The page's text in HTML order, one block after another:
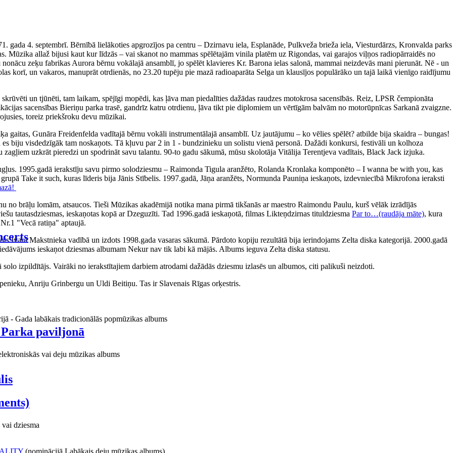
paviljonā
gada 4. septembrī. Bērnībā lielākoties apgrozījos pa centru – Dzirnavu iela, Esplanāde, Pulkveža brieža iela, Viesturdārzs, Kronvalda parks
Mūzika allaž bijusi kaut kur līdzās – vai skanot no mammas spēlētajām vinila platēm uz Rigondas, vai garajos viļņos radiopārraidēs no
zeķu fabrikas Aurora bērnu vokālajā ansamblī, jo spēlēt klavieres Kr. Barona ielas salonā, mammai neizdevās mani pierunāt. Nē - un
korī, un vakaros, manuprāt otrdienās, no 23.20 tupēju pie mazā radioaparāta Selga un klausījos populārāko un tajā laikā vienīgo raidījumu
un tjūnēti, tam laikam, spējīgi mopēdi, kas ļāva man piedalīties dažādas raudzes motokrosa sacensībās. Reiz, LPSR čempionāta
sacensības Bieriņu parka trasē, gandrīz katru otrdienu, ļāva tikt pie diplomiem un vērtīgām balvām no motorūpnīcas Sarkanā zvaigzne.
toreiz priekšroku devu mūzikai.
gaitas, Gunāra Freidenfelda vadītajā bērnu vokāli instrumentālajā ansamblī. Uz jautājumu – ko vēlies spēlēt? atbilde bija skaidra – bungas!
biju visdedzīgāk tam noskaņots. Tā kļuvu par 2 in 1 - bundzinieku un solistu vienā personā. Dažādi konkursi, festivāli un kolhoza
uzkrāt pieredzi un spodrināt savu talantu. 90-to gadu sākumā, mūsu skolotāja Vitālija Terentjeva vadītais, Black Jack izjuka.
1995.gadā ierakstīju savu pirmo solodziesmu – Raimonda Tigula aranžēto, Rolanda Kronlaka komponēto – I wanna be with you, kas
Take it such, kuras līderis bija Jānis Stībelis. 1997.gadā, Jāņa aranžēts, Normunda Pauniņa ieskaņots, izdevniecībā Mikrofona ieraksti
brāļu lomām, atsaucos. Tieši Mūzikas akadēmijā notika mana pirmā tikšanās ar maestro Raimondu Paulu, kurš vēlāk izrādījās
tautasdziesmas, ieskaņotas kopā ar Dzeguzīti. Tad 1996.gadā ieskaņotā, filmas Likteņdzirnas tituldziesma Par to…(raudāja māte), kura
"Vecā ratiņa" aptaujā.
Ivara Makstnieka vadībā un izdots 1998.gada vasaras sākumā. Pārdoto kopiju rezultātā bija ierindojams Zelta diska kategorijā. 2000.gadā
ieskaņot dziesmas albumam Nekur nav tik labi kā mājās. Albums ieguva Zelta diska statusu.
izpildītājs. Vairāki no ierakstītajiem darbiem atrodami dažādās dziesmu izlasēs un albumos, citi palikuši neizdoti.
Anriju Grinbergu un Uldi Beitiņu. Tas ir Slavenais Rīgas orķestris.
- Gada labākais tradicionālās popmūzikas albums
vai deju mūzikas albums
dziesma
(nominācijā Labākais deju mūzikas albums)